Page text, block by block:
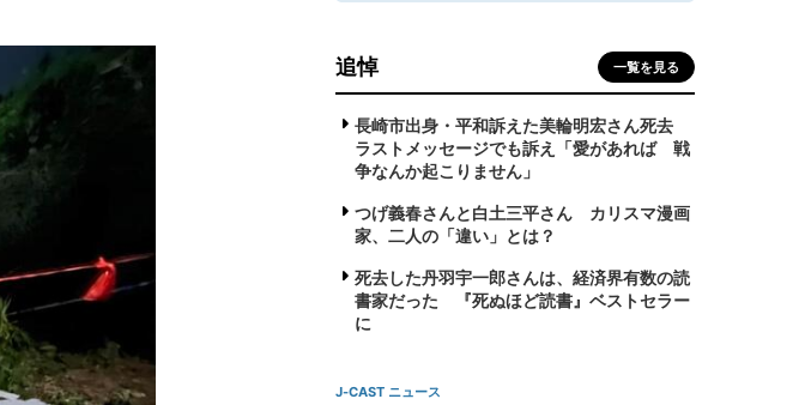
追悼 一覧を見る
長崎市出身・平和訴えた美輪明宏さん死去
ラストメッセージでも訴え「愛があれば 戦
争なんか起こりません」
つげ義春さんと白土三平さん カリスマ漫画
家、二人の「違い」とは？
死去した丹羽宇一郎さんは、経済界有数の読
書家だった 『死ぬほど読書』ベストセラー
に
J-CAST ニュース